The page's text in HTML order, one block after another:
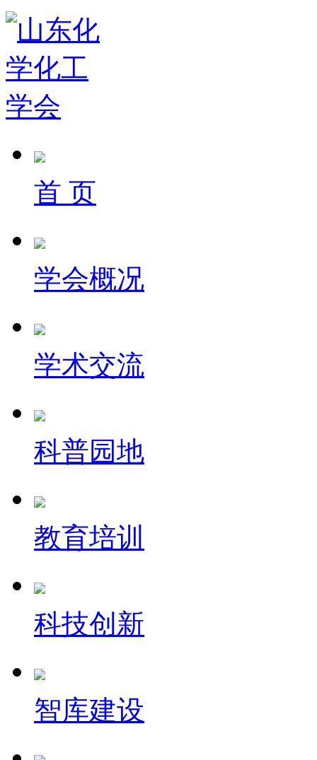
首 页
学会概况
学术交流
科普园地
教育培训
科技创新
智库建设